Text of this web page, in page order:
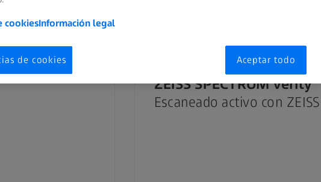
de esta clase, ya que ofrece una excelente relación calidad-precio.
ZEISS SPECTRUM verity
Escaneado activo con
cookiesInformación legal
de cookies Aceptar todo